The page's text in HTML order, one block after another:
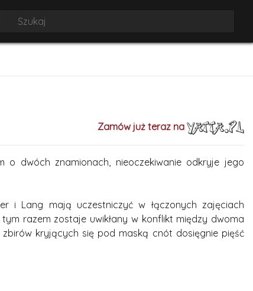
Zamów już teraz na
dwóch znamionach, nieoczekiwanie odkryje jego
i Lang mają uczestniczyć w łączonych zajęciach
razem zostaje uwikłany w konflikt między dwoma
kryjących się pod maską cnót dosięgnie pięść